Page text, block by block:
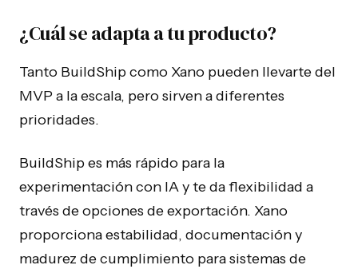
¿Cuál se adapta a tu producto?
Tanto BuildShip como Xano pueden llevarte del
MVP a la escala, pero sirven a diferentes
prioridades.
BuildShip es más rápido para la
experimentación con IA y te da flexibilidad a
través de opciones de exportación. Xano
proporciona estabilidad, documentación y
madurez de cumplimiento para sistemas de